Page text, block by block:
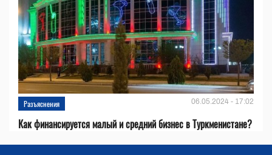
Разъяснения 06.05.2024 - 17:02
Как финансируется малый и средний бизнес в Туркменистане?